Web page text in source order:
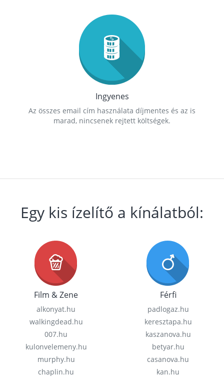
Ingyenes
Az összes email cím használata díjmentes és az is
marad, nincsenek rejtett költségek.
Egy kis ízelítő a kínálatból:
Film & Zene
alkonyat.hu
walkingdead.hu
007.hu
kulonvelemeny.hu
murphy.hu
chaplin.hu
Férfi
padlogaz.hu
keresztapa.hu
kaszanova.hu
betyar.hu
casanova.hu
kan.hu